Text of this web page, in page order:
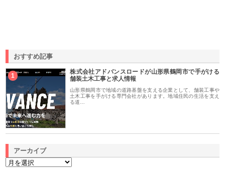
おすすめ記事
1
株式会社アドバンスロードが山形県鶴岡市で手がける
舗装土木工事と求人情報
山形県鶴岡市で地域の道路基盤を支える企業として、舗装工事や
土木工事を手がける専門会社があります。地域住民の生活を支え
る道…
アーカイブ